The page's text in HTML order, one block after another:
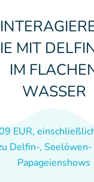
MIT
IM
WASSER
EUR,
Delfin-, Seelöwen-
Papageienshows